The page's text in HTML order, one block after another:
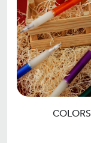
COLORS